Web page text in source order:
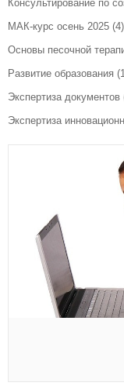
Консультирование по
МАК-курс осень 2025 (4)
Основы песочной
Развитие образования
Экспертиза документов
Экспертиза